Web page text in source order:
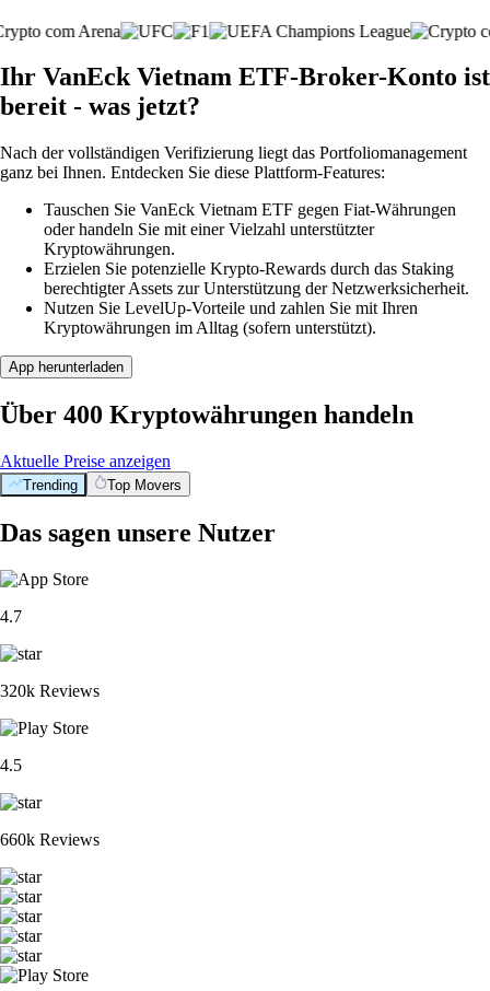
Ihr VanEck Vietnam ETF-Broker-Konto ist
bereit - was jetzt?
Nach der vollständigen Verifizierung liegt das Portfoliomanagement
ganz bei Ihnen. Entdecken Sie diese Plattform-Features:
Tauschen Sie VanEck Vietnam ETF gegen Fiat-Währungen
oder handeln Sie mit einer Vielzahl unterstützter
Kryptowährungen.
Erzielen Sie potenzielle Krypto-Rewards durch das Staking
berechtigter Assets zur Unterstützung der Netzwerksicherheit.
Nutzen Sie LevelUp-Vorteile und zahlen Sie mit Ihren
Kryptowährungen im Alltag (sofern unterstützt).
App herunterladen
Über 400 Kryptowährungen handeln
Aktuelle Preise anzeigen
Trending Top Movers
Das sagen unsere Nutzer
4.7
320k Reviews
4.5
660k Reviews